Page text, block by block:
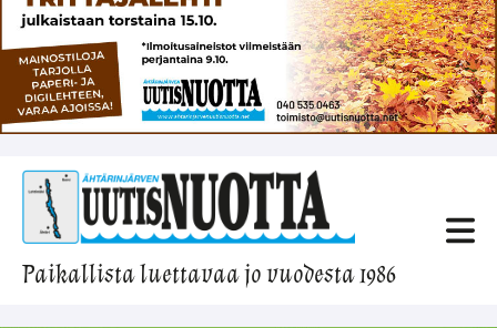
Paikallista luettavaa jo vuodesta 1986